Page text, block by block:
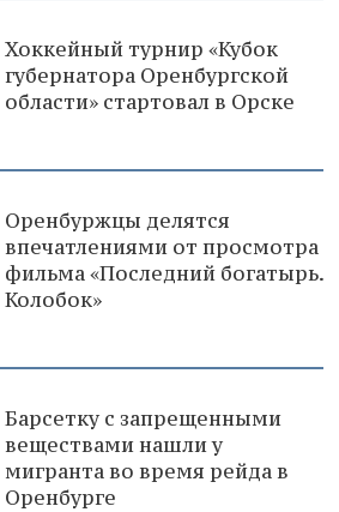
Хоккейный турнир «Кубок
губернатора Оренбургской
области» стартовал в Орске
Оренбуржцы делятся
впечатлениями от просмотра
фильма «Последний богатырь.
Колобок»
Барсетку с запрещенными
веществами нашли у
мигранта во время рейда в
Оренбурге